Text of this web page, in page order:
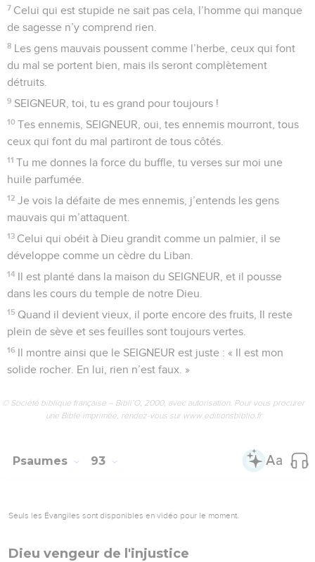
7 Celui qui est stupide ne sait pas cela, l’homme qui manque
de sagesse n’y comprend rien.
8 Les gens mauvais poussent comme l’herbe, ceux qui font
du mal se portent bien, mais ils seront complètement
détruits.
9 SEIGNEUR, toi, tu es grand pour toujours !
10 Tes ennemis, SEIGNEUR, oui, tes ennemis mourront, tous
ceux qui font du mal partiront de tous côtés.
11 Tu me donnes la force du buffle, tu verses sur moi une
huile parfumée.
12 Je vois la défaite de mes ennemis, j’entends les gens
mauvais qui m’attaquent.
13 Celui qui obéit à Dieu grandit comme un palmier, il se
développe comme un cèdre du Liban.
14 Il est planté dans la maison du SEIGNEUR, et il pousse
dans les cours du temple de notre Dieu.
15 Quand il devient vieux, il porte encore des fruits, Il reste
plein de sève et ses feuilles sont toujours vertes.
16 Il montre ainsi que le SEIGNEUR est juste : « Il est mon
solide rocher. En lui, rien n’est faux. »
© Société biblique française – Bibli’O, 2000, avec autorisation. Pour vous procurer
une Bible imprimée, rendez-vous sur www.editionsbiblio.fr
Psaumes 93
Seuls les Évangiles sont disponibles en vidéo pour le moment.
Dieu vengeur de l'injustice